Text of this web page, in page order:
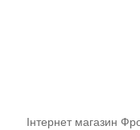
Інтернет магазин